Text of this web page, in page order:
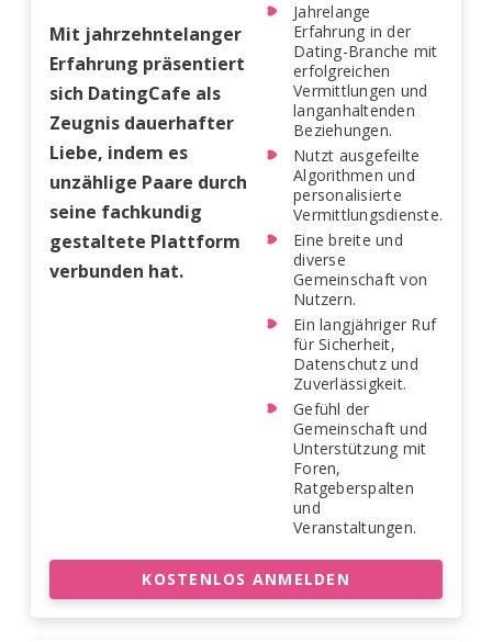
Mit jahrzehntelanger
Erfahrung präsentiert
sich DatingCafe als
Zeugnis dauerhafter
Liebe, indem es
unzählige Paare durch
seine fachkundig
gestaltete Plattform
verbunden hat.
Jahrelange
Erfahrung in der
Dating-Branche mit
erfolgreichen
Vermittlungen und
langanhaltenden
Beziehungen.
Nutzt ausgefeilte
Algorithmen und
personalisierte
Vermittlungsdienste.
Eine breite und
diverse
Gemeinschaft von
Nutzern.
Ein langjähriger Ruf
für Sicherheit,
Datenschutz und
Zuverlässigkeit.
Gefühl der
Gemeinschaft und
Unterstützung mit
Foren,
Ratgeberspalten
und
Veranstaltungen.
KOSTENLOS ANMELDEN